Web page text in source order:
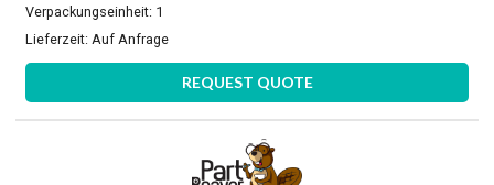
Verpackungseinheit: 1
Lieferzeit: Auf Anfrage
REQUEST QUOTE